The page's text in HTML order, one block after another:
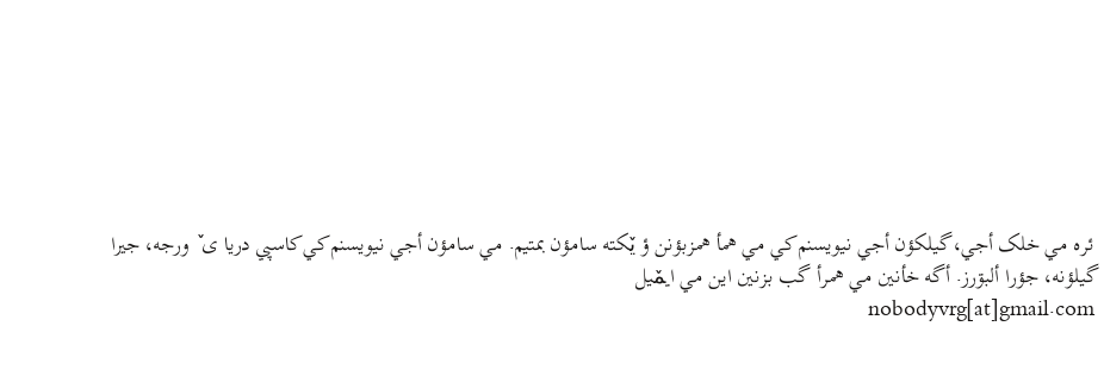
ئره مي خلک أجي، گيلکؤن أجي نيويسنم کي مي همأ همزبؤنن ؤ يٚکته سامؤن بمتيم. مي سامؤن أجي نيويسنم کي کاسپي دريا ی ٚ ورجه، جيرا
گيلؤنه، جؤرا ألبۊرز. أگه خأنين مي همرأ گب بزنين اين مي ايمٚیل‌ ‌
nobodyvrg[at]gmail.com